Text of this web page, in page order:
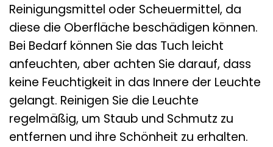
Reinigungsmittel oder Scheuermittel, da
diese die Oberfläche beschädigen können.
Bei Bedarf können Sie das Tuch leicht
anfeuchten, aber achten Sie darauf, dass
keine Feuchtigkeit in das Innere der Leuchte
gelangt. Reinigen Sie die Leuchte
regelmäßig, um Staub und Schmutz zu
entfernen und ihre Schönheit zu erhalten.